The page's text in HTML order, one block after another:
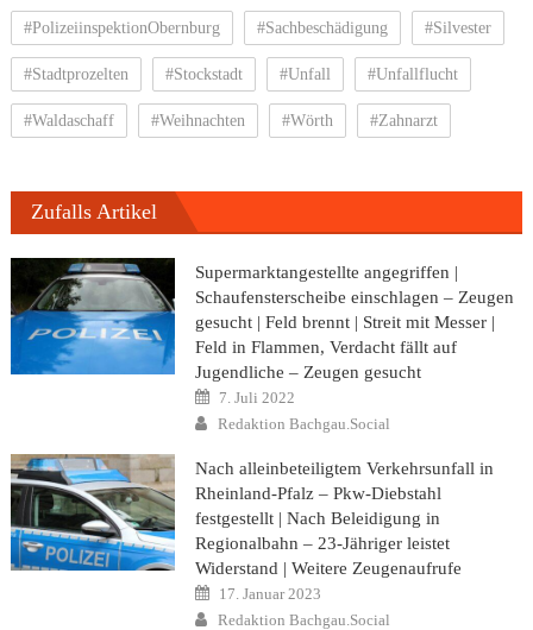
#PolizeiinspektionObernburg #Sachbeschädigung #Silvester
#Stadtprozelten #Stockstadt #Unfall #Unfallflucht
#Waldaschaff #Weihnachten #Wörth #Zahnarzt
Zufalls Artikel
Supermarktangestellte angegriffen |
Schaufensterscheibe einschlagen – Zeugen
gesucht | Feld brennt | Streit mit Messer |
Feld in Flammen, Verdacht fällt auf
Jugendliche – Zeugen gesucht
Posted
on
7. Juli 2022
Author
Redaktion Bachgau.Social
Nach alleinbeteiligtem Verkehrsunfall in
Rheinland-Pfalz – Pkw-Diebstahl
festgestellt | Nach Beleidigung in
Regionalbahn – 23-Jähriger leistet
Widerstand | Weitere Zeugenaufrufe
Posted
on
17. Januar 2023
Author
Redaktion Bachgau.Social